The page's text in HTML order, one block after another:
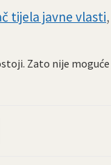
tijela javne vlasti,
Zato nije